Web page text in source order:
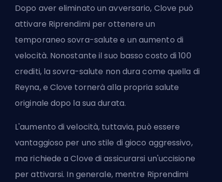
Dopo aver eliminato un avversario, Clove può
attivare Riprendimi per ottenere un
temporaneo sovra-salute e un aumento di
velocità. Nonostante il suo basso costo di 100
crediti, la sovra-salute non dura come quella di
Reyna, e Clove tornerà alla propria salute
originale dopo la sua durata.
L'aumento di velocità, tuttavia, può essere
vantaggioso per uno stile di gioco aggressivo,
ma richiede a Clove di assicurarsi un'uccisione
per attivarsi. In generale, mentre Riprendimi